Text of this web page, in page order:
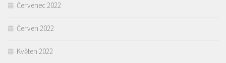
Červenec 2022
Červen 2022
Květen 2022